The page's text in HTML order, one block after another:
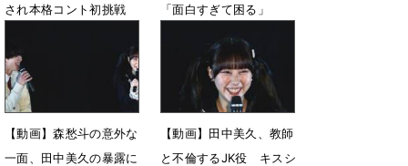
され本格コント初挑戦
「面白すぎて困る」
6月1日 09時28分
【動画】森愁斗の意外な
一面、田中美久の暴露に
【動画】田中美久、教師
と不倫するJK役 キスシ